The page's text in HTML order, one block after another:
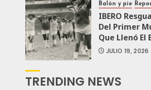
Balón y pie
IBERO
Del Primer
Que Llenó El
JULIO 19, 2026
TRENDING NEWS